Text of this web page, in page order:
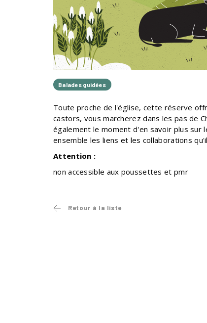
Balades guidées
Toute proche de l'église, cette réserve
castors, vous marcherez dans les pas de
également le moment d'en savoir plus
ensemble les liens et les collaborations
Attention :
non accessible aux poussettes et pmr
Retour à la liste